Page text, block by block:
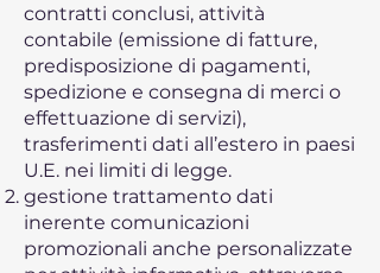
contratti conclusi, attività
contabile (emissione di fatture,
predisposizione di pagamenti,
spedizione e consegna di merci o
effettuazione di servizi),
trasferimenti dati all’estero in paesi
U.E. nei limiti di legge.
gestione trattamento dati
inerente comunicazioni
promozionali anche personalizzate